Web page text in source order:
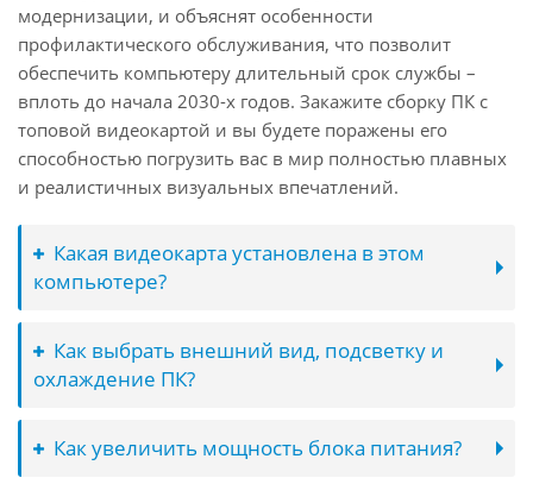
модернизации, и объяснят особенности
профилактического обслуживания, что позволит
обеспечить компьютеру длительный срок службы –
вплоть до начала 2030-х годов. Закажите сборку ПК с
топовой видеокартой и вы будете поражены его
способностью погрузить вас в мир полностью плавных
и реалистичных визуальных впечатлений.
Какая видеокарта установлена в этом
компьютере?
Как выбрать внешний вид, подсветку и
охлаждение ПК?
Как увеличить мощность блока питания?